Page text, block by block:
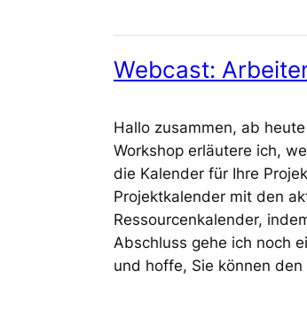
Webcast:
Hallo zusammen, ab
Workshop erläutere ich,
die Kalender für Ihre
Projektkalender mit den
Ressourcenkalender,
Abschluss gehe ich noch
und hoffe, Sie können